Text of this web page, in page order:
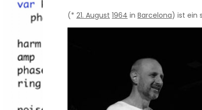
(* 21. August 1964 in Barcelona) ist ein